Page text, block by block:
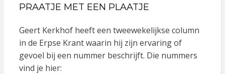
PRAATJE MET EEN PLAATJE
Geert Kerkhof heeft een tweewekelijkse column
in de Erpse Krant waarin hij zijn ervaring of
gevoel bij een nummer beschrijft. Die nummers
vind je hier: